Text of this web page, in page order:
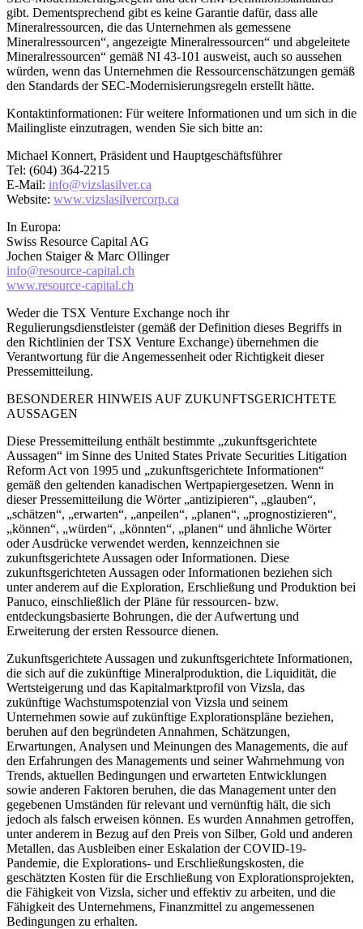
gibt. Dementsprechend gibt es keine Garantie dafür, dass alle
Mineralressourcen, die das Unternehmen als gemessene
Mineralressourcen“, angezeigte Mineralressourcen“ und abgeleitete
Mineralressourcen“ gemäß NI 43-101 ausweist, auch so aussehen
würden, wenn das Unternehmen die Ressourcenschätzungen gemäß
den Standards der SEC-Modernisierungsregeln erstellt hätte.
Kontaktinformationen: Für weitere Informationen und um sich in die
Mailingliste einzutragen, wenden Sie sich bitte an:
Michael Konnert, Präsident und Hauptgeschäftsführer
Tel: (604) 364-2215
E-Mail: info@vizslasilver.ca
Website: www.vizslasilvercorp.ca
In Europa:
Swiss Resource Capital AG
Jochen Staiger & Marc Ollinger
info@resource-capital.ch
www.resource-capital.ch
Weder die TSX Venture Exchange noch ihr
Regulierungsdienstleister (gemäß der Definition dieses Begriffs in
den Richtlinien der TSX Venture Exchange) übernehmen die
Verantwortung für die Angemessenheit oder Richtigkeit dieser
Pressemitteilung.
BESONDERER HINWEIS AUF ZUKUNFTSGERICHTETE
AUSSAGEN
Diese Pressemitteilung enthält bestimmte „zukunftsgerichtete
Aussagen“ im Sinne des United States Private Securities Litigation
Reform Act von 1995 und „zukunftsgerichtete Informationen“
gemäß den geltenden kanadischen Wertpapiergesetzen. Wenn in
dieser Pressemitteilung die Wörter „antizipieren“, „glauben“,
„schätzen“, „erwarten“, „anpeilen“, „planen“, „prognostizieren“,
„können“, „würden“, „könnten“, „planen“ und ähnliche Wörter
oder Ausdrücke verwendet werden, kennzeichnen sie
zukunftsgerichtete Aussagen oder Informationen. Diese
zukunftsgerichteten Aussagen oder Informationen beziehen sich
unter anderem auf die Exploration, Erschließung und Produktion bei
Panuco, einschließlich der Pläne für ressourcen- bzw.
entdeckungsbasierte Bohrungen, die der Aufwertung und
Erweiterung der ersten Ressource dienen.
Zukunftsgerichtete Aussagen und zukunftsgerichtete Informationen,
die sich auf die zukünftige Mineralproduktion, die Liquidität, die
Wertsteigerung und das Kapitalmarktprofil von Vizsla, das
zukünftige Wachstumspotenzial von Vizsla und seinem
Unternehmen sowie auf zukünftige Explorationspläne beziehen,
beruhen auf den begründeten Annahmen, Schätzungen,
Erwartungen, Analysen und Meinungen des Managements, die auf
den Erfahrungen des Managements und seiner Wahrnehmung von
Trends, aktuellen Bedingungen und erwarteten Entwicklungen
sowie anderen Faktoren beruhen, die das Management unter den
gegebenen Umständen für relevant und vernünftig hält, die sich
jedoch als falsch erweisen können. Es wurden Annahmen getroffen,
unter anderem in Bezug auf den Preis von Silber, Gold und anderen
Metallen, das Ausbleiben einer Eskalation der COVID-19-
Pandemie, die Explorations- und Erschließungskosten, die
geschätzten Kosten für die Erschließung von Explorationsprojekten,
die Fähigkeit von Vizsla, sicher und effektiv zu arbeiten, und die
Fähigkeit des Unternehmens, Finanzmittel zu angemessenen
Bedingungen zu erhalten.